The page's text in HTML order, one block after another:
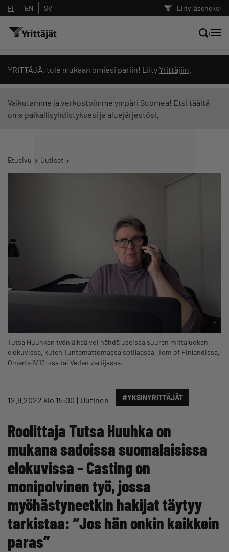
Liity jäseneksi
FI EN SV
YRITTÄJÄ, tule mukaan omiesi pariin! Liity Yrittäjiin
Vaikutamme ja verkostoimme ympäri Suomea! Etsi täältä
oma paikallisyhdistyksesi ja aluejärjestösi
Etusivu Uutiset
Tutsa Huuhkan työnjälkeä voi nähdä useissa suuren mittaluokan
elokuvissa, kuten Tuntemattomassa sotilaassa, Tom of Finlandissa,
Omerta 6/12:ssa tai Veden vartijassa.
12.9.2022 klo 15:00 Uutinen #YKSINYRITTÄJÄT
Roolittaja Tutsa Huuhka on
mukana sadoissa suomalaisissa
elokuvissa – Casting on
monipolvinen työ, jossa
myöhästyneetkin hakijat täytyy
tarkistaa: ”Jos hän onkin kaikkein
paras”
Hae sivustolta tai kysy suoraan
Yrittäjien tekoälyltä
Suodata hakutuloksia: näytä kaikki sisältö